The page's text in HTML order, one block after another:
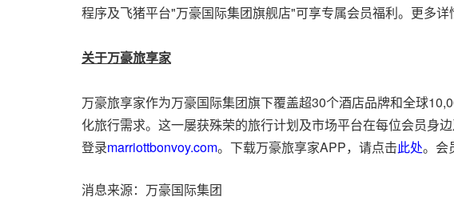
程序及飞猪平台"万豪国际集团旗舰店"可享专属会员福利。更多
关于万豪旅享家
万豪旅享家作为万豪国际集团旗下覆盖超30个酒店品牌和全球
化旅行需求。这一屡获殊荣的旅行计划及市场平台在每位会员身
登录marriottbonvoy.com。下载万豪旅享家APP，请点击此处。会
消息来源：万豪国际集团